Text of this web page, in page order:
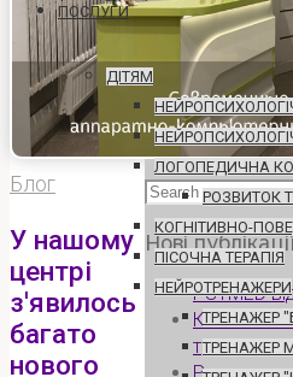
ПОСЛУГИ
ДІТЯМ
ЛОГОПЕДИЧНА
РОЗВИТОК
КОГНІТИВНО-
ПІСОЧНА ТЕРАПІЯ
НЕЙРОТРЕНАЖЕРИ
ТРЕНАЖЕР
ТРЕНАЖЕР
Блог
У нашому
центрі
з'явилось
багато
нового
Search
for:
Нові
PSYMED